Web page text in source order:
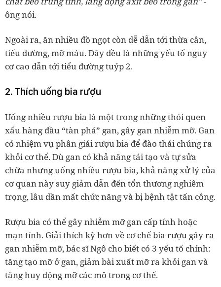
ông nói.
Ngoài ra, ăn nhiều đồ ngọt còn dễ dẫn tới thừa cân,
tiểu đường, mỡ máu. Đây đều là những yếu tố nguy
cơ cao dẫn tới tiểu đường tuýp 2.
2. Thích uống bia rượu
Uống nhiều rượu bia là một trong những thói quen
xấu hàng đầu “tàn phá” gan, gây gan nhiễm mỡ. Gan
có nhiệm vụ phân giải rượu bia để đào thải chúng ra
khỏi cơ thể. Dù gan có khả năng tái tạo và tự sửa
chữa nhưng uống nhiều rượu bia, khả năng xử lý của
cơ quan này suy giảm dẫn đến tổn thương nghiêm
trọng, lâu dần mất chức năng và bị bệnh tật tấn công.
Rượu bia có thể gây nhiễm mỡ gan cấp tính hoặc
mạn tính. Giải thích kỹ hơn về cơ chế bia rượu gây ra
gan nhiễm mỡ, bác sĩ Ngô cho biết có 3 yếu tố chính:
tăng tạo mỡ ở gan, giảm bài xuất mỡ ra khỏi gan và
tăng huy động mỡ các mô trong cơ thể.